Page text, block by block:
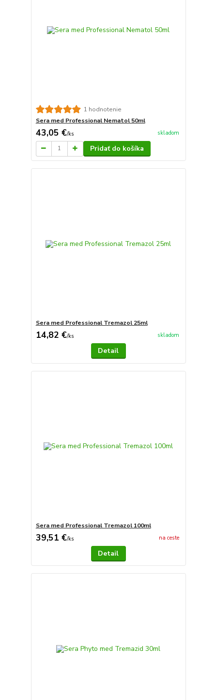
1 hodnotenie
Sera med Professional Nematol 50ml
43,05 €/ks skladom
Pridať do košíka
Sera med Professional Tremazol 25ml
14,82 €/ks skladom
Detail
Sera med Professional Tremazol 100ml
39,51 €/ks na ceste
Detail